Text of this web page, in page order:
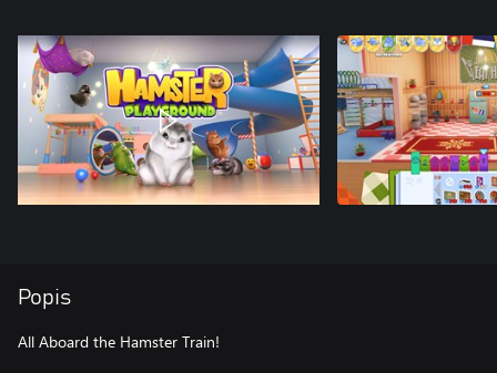
Popis
All Aboard the Hamster Train!